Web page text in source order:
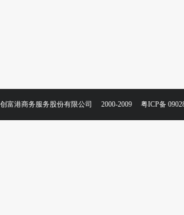
创富港商务服务股份有限公司 2000-2009 粤ICP备